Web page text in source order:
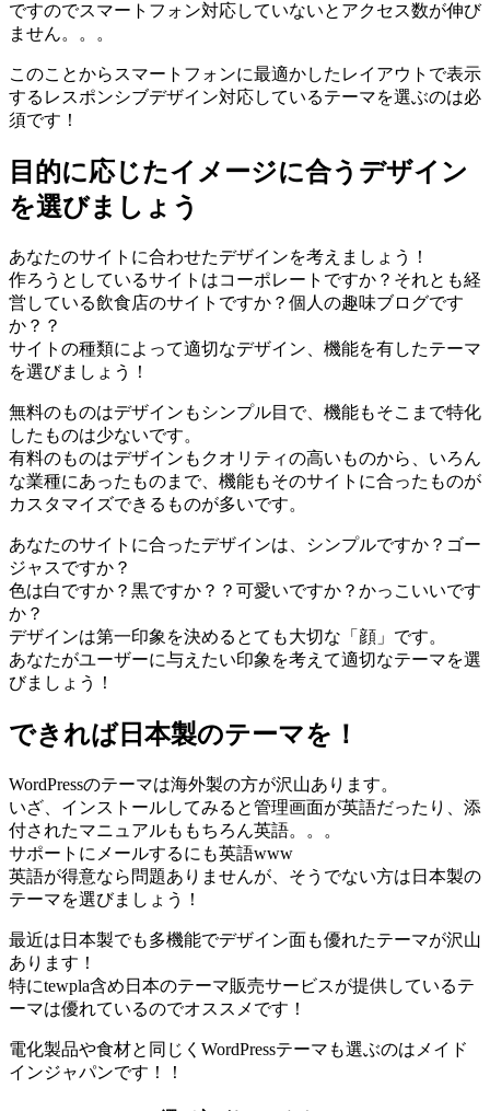
ですのでスマートフォン対応していないとアクセス数が伸び
ません。。。
このことからスマートフォンに最適かしたレイアウトで表示
するレスポンシブデザイン対応しているテーマを選ぶのは必
須です！
目的に応じたイメージに合うデザイン
を選びましょう
あなたのサイトに合わせたデザインを考えましょう！
作ろうとしているサイトはコーポレートですか？それとも経
営している飲食店のサイトですか？個人の趣味ブログです
か？？
サイトの種類によって適切なデザイン、機能を有したテーマ
を選びましょう！
無料のものはデザインもシンプル目で、機能もそこまで特化
したものは少ないです。
有料のものはデザインもクオリティの高いものから、いろん
な業種にあったものまで、機能もそのサイトに合ったものが
カスタマイズできるものが多いです。
あなたのサイトに合ったデザインは、シンプルですか？ゴー
ジャスですか？
色は白ですか？黒ですか？？可愛いですか？かっこいいです
か？
デザインは第一印象を決めるとても大切な「顔」です。
あなたがユーザーに与えたい印象を考えて適切なテーマを選
びましょう！
できれば日本製のテーマを！
WordPressのテーマは海外製の方が沢山あります。
いざ、インストールしてみると管理画面が英語だったり、添
付されたマニュアルももちろん英語。。。
サポートにメールするにも英語www
英語が得意なら問題ありませんが、そうでない方は日本製の
テーマを選びましょう！
最近は日本製でも多機能でデザイン面も優れたテーマが沢山
あります！
特にtewpla含め日本のテーマ販売サービスが提供しているテ
ーマは優れているのでオススメです！
電化製品や食材と同じくWordPressテーマも選ぶのはメイド
インジャパンです！！